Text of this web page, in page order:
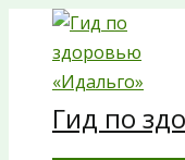
Перейти
содержимому
Гид по